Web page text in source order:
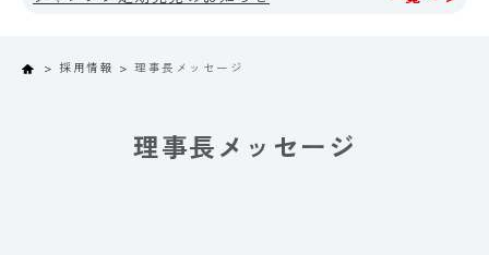
Home採用情報 理事長メッセージ
理事長メッセージ